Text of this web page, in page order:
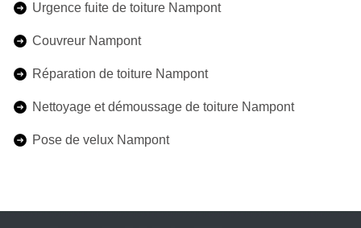
Urgence fuite de toiture Nampont
Couvreur Nampont
Réparation de toiture Nampont
Nettoyage et démoussage de toiture Nampont
Pose de velux Nampont